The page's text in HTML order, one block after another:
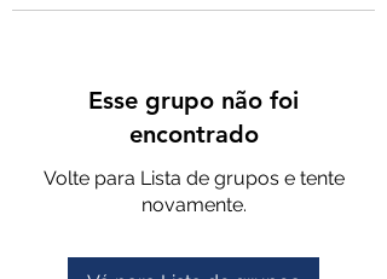
Esse grupo não foi
encontrado
Volte para Lista de grupos e tente
novamente.